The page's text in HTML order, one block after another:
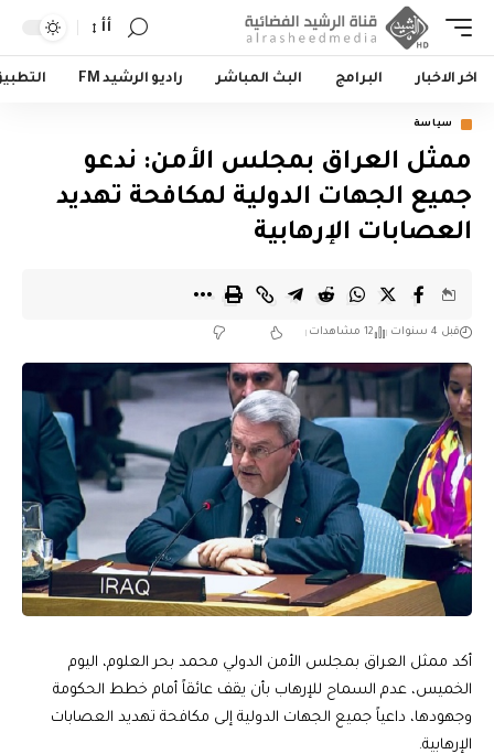
أأ
اخر الاخبار البرامج البث المباشر راديو الرشيد FM
سياسة
ممثل العراق بمجلس الأمن: ندعو
جميع الجهات الدولية لمكافحة تهديد
العصابات الإرهابية
قبل 4 سنوات 12 مشاهدات
أكد ممثل العراق بمجلس الأمن الدولي محمد بحر العلوم، اليوم
الخميس، عدم السماح للإرهاب بأن يقف عائقاً أمام خطط الحكومة
وجهودها، داعياً جميع الجهات الدولية إلى مكافحة تهديد العصابات
الإرهابية.